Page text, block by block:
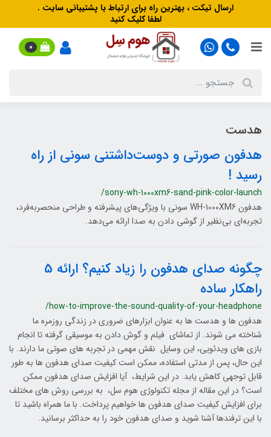
ارسال تیکت ، بهترین راه برای ارتباط با پشتیبانی سایت .
لطفا کلیک کنید
0
هدست
هدفون صورتی و دوست‌داشتنی سونی از راه
رسید !
/sony-wh-1000xm6-sand-pink-color-launch
هدفون WH-1000XM6 سونی با ویژگی‌های پیشرفته و طراحی منحصربه‌فرد،
تجربه‌ای بی‌نظیر از گوشی دادن به صدا ارائه می‌دهد.
چگونه صدای هدفون را زیاد کنیم؟ ارائه 5
راهکار ساده
/how-to-improve-the-sound-quality-of-your-headphone
هدفون ‌ها و هدست ‌ها به عنوان ابزارهای ضروری در زندگی روزمره ما
شناخته می‌ شوند. از تماشای فیلم و گوش دادن به موسیقی گرفته تا انجام
بازی ‌های ویدئویی، این وسایل نقش مهمی در تجربه‌ های صوتی ما دارند. با
این حال، پس از مدتی استفاده، ممکن است کیفیت صدای هدفون ‌ها به طور
قابل توجهی کاهش یابد. در این شرایط، آیا افزایش صدای هدفون ممکن
است؟ در این مقاله از مجله تکنولوژی هوم سل، به بررسی روش‌ های مختلف
برای افزایش کیفیت صدای هدفون ‌ها خواهیم پرداخت. با ما همراه باشید تا
با این ترفندها آشنا شوید و صدای هدفون خود را به حداکثر برسانید.